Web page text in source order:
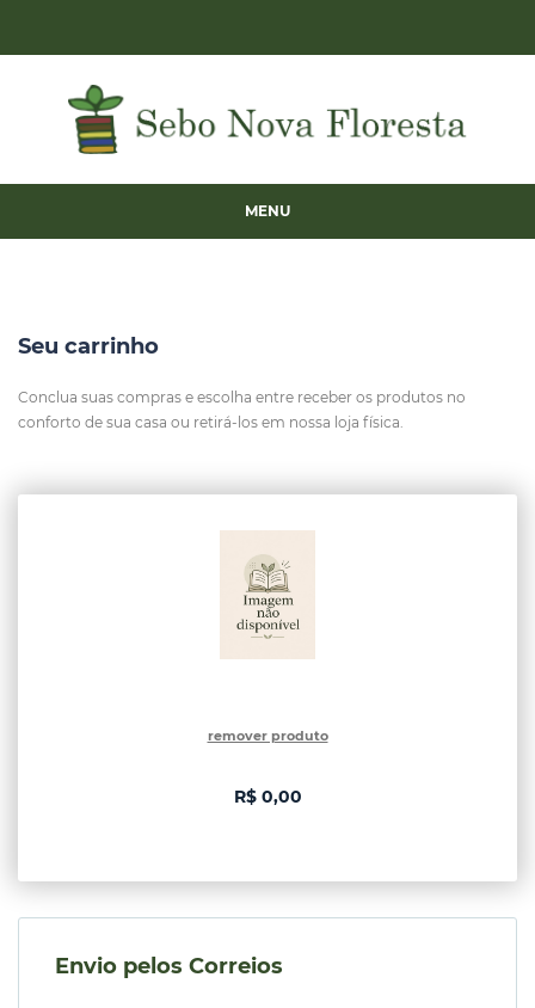
MENU
Seu carrinho
Conclua suas compras e escolha entre receber os produtos no
conforto de sua casa ou retirá-los em nossa loja física.
remover produto
R$ 0,00
Envio pelos Correios